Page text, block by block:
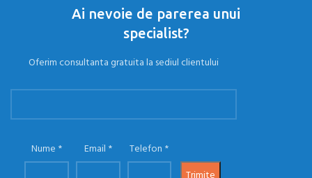
Ai nevoie de parerea unui
specialist?
Oferim consultanta gratuita la sediul clientului
Nume Email Telefon